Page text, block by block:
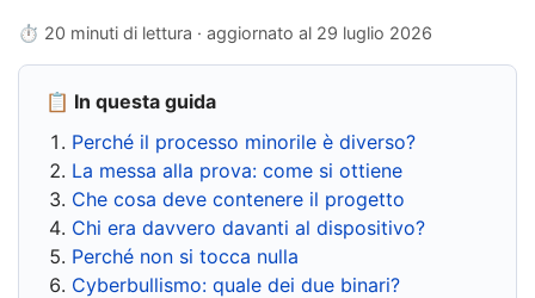
⏱ 20 minuti di lettura · aggiornato al 29 luglio 2026
📋 In questa guida
Perché il processo minorile è diverso?
La messa alla prova: come si ottiene
Che cosa deve contenere il progetto
Chi era davvero davanti al dispositivo?
Perché non si tocca nulla
Cyberbullismo: quale dei due binari?